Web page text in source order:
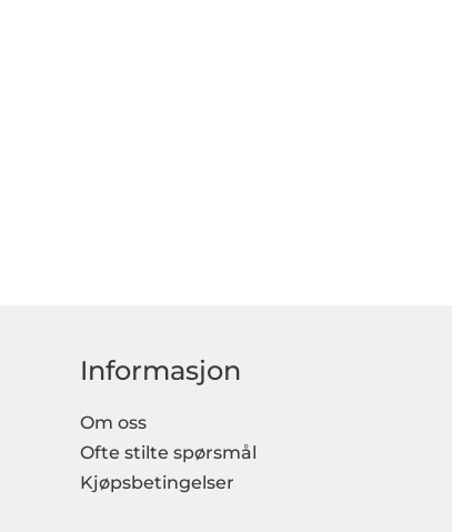
Informasjon
Om oss
Ofte stilte spørsmål
Kjøpsbetingelser